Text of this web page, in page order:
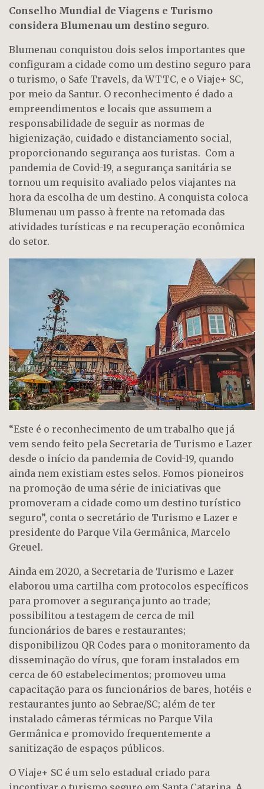
Conselho Mundial de Viagens e Turismo
considera Blumenau um destino seguro.
Blumenau conquistou dois selos importantes que
configuram a cidade como um destino seguro para
o turismo, o Safe Travels, da WTTC, e o Viaje+ SC,
por meio da Santur. O reconhecimento é dado a
empreendimentos e locais que assumem a
responsabilidade de seguir as normas de
higienização, cuidado e distanciamento social,
proporcionando segurança aos turistas. Com a
pandemia de Covid-19, a segurança sanitária se
tornou um requisito avaliado pelos viajantes na
hora da escolha de um destino. A conquista coloca
Blumenau um passo à frente na retomada das
atividades turísticas e na recuperação econômica
do setor.
“Este é o reconhecimento de um trabalho que já
vem sendo feito pela Secretaria de Turismo e Lazer
desde o início da pandemia de Covid-19, quando
ainda nem existiam estes selos. Fomos pioneiros
na promoção de uma série de iniciativas que
promoveram a cidade como um destino turístico
seguro”, conta o secretário de Turismo e Lazer e
presidente do Parque Vila Germânica, Marcelo
Greuel.
Ainda em 2020, a Secretaria de Turismo e Lazer
elaborou uma cartilha com protocolos específicos
para promover a segurança junto ao trade;
possibilitou a testagem de cerca de mil
funcionários de bares e restaurantes;
disponibilizou QR Codes para o monitoramento da
disseminação do vírus, que foram instalados em
cerca de 60 estabelecimentos; promoveu uma
capacitação para os funcionários de bares, hotéis e
restaurantes junto ao Sebrae/SC; além de ter
instalado câmeras térmicas no Parque Vila
Germânica e promovido frequentemente a
sanitização de espaços públicos.
O Viaje+ SC é um selo estadual criado para